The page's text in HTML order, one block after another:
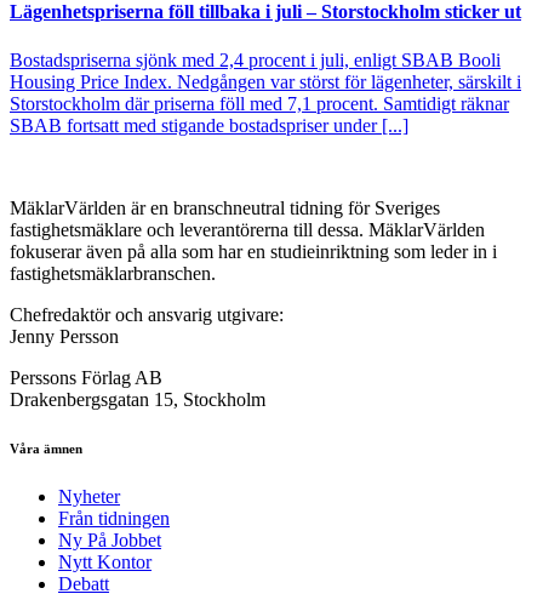
Lägenhetspriserna föll tillbaka i juli – Storstockholm sticker ut
Bostadspriserna sjönk med 2,4 procent i juli, enligt SBAB Booli
Housing Price Index. Nedgången var störst för lägenheter, särskilt i
Storstockholm där priserna föll med 7,1 procent. Samtidigt räknar
SBAB fortsatt med stigande bostadspriser under [...]
MäklarVärlden är en branschneutral tidning för Sveriges
fastighetsmäklare och leverantörerna till dessa. MäklarVärlden
fokuserar även på alla som har en studieinriktning som leder in i
fastighetsmäklarbranschen.
Chefredaktör och ansvarig utgivare:
Jenny Persson
Perssons Förlag AB
Drakenbergsgatan 15, Stockholm
Våra ämnen
Nyheter
Från tidningen
Ny På Jobbet
Nytt Kontor
Debatt